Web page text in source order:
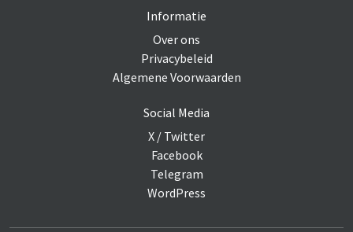
Informatie
Over ons
Privacybeleid
Algemene Voorwaarden
Social Media
X / Twitter
Facebook
Telegram
WordPress